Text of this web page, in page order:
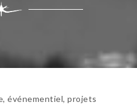
événementiel, projets